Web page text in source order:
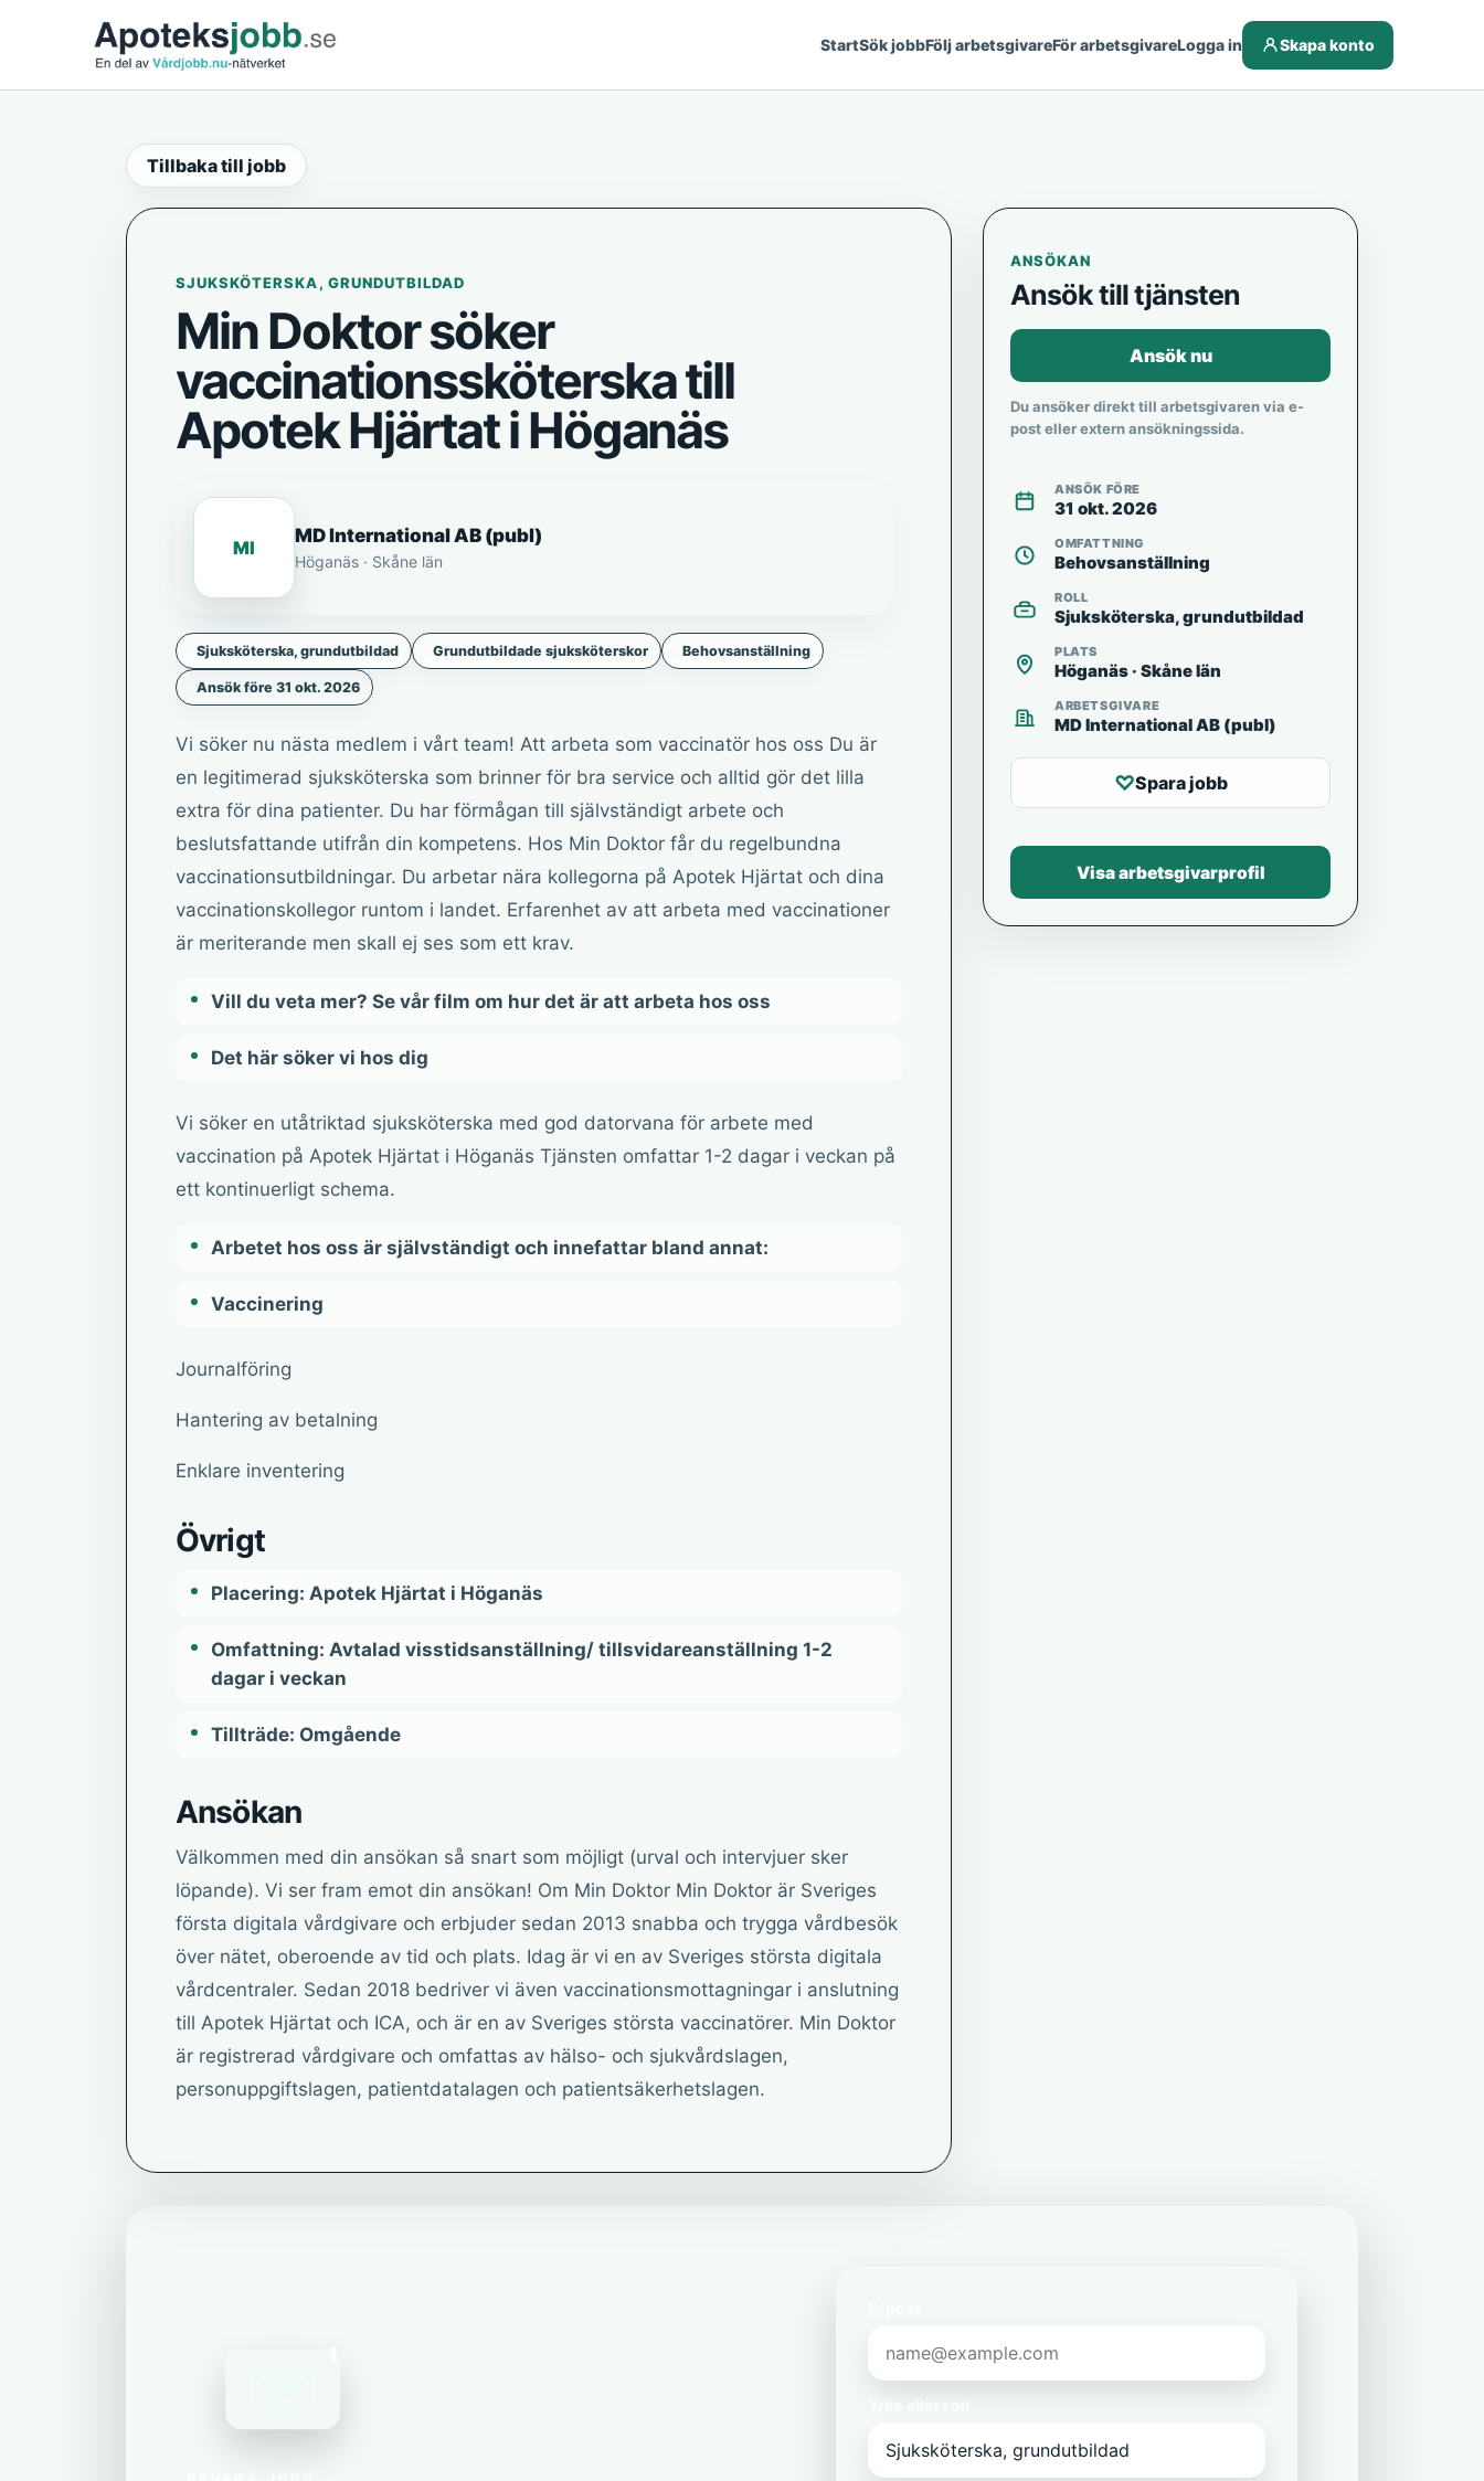
StartSök jobbFölj arbetsgivareFör arbetsgivareLogga in Skapa konto
Tillbaka till jobb
SJUKSKÖTERSKA, GRUNDUTBILDAD
Min Doktor söker
vaccinationssköterska till
Apotek Hjärtat i Höganäs
MI
MD International AB (publ)
Höganäs · Skåne län
Sjuksköterska, grundutbildad Grundutbildade sjuksköterskor Behovsanställning
Ansök före 31 okt. 2026
Vi söker nu nästa medlem i vårt team! Att arbeta som vaccinatör hos oss Du är
en legitimerad sjuksköterska som brinner för bra service och alltid gör det lilla
extra för dina patienter. Du har förmågan till självständigt arbete och
beslutsfattande utifrån din kompetens. Hos Min Doktor får du regelbundna
vaccinationsutbildningar. Du arbetar nära kollegorna på Apotek Hjärtat och dina
vaccinationskollegor runtom i landet. Erfarenhet av att arbeta med vaccinationer
är meriterande men skall ej ses som ett krav.
Vill du veta mer? Se vår film om hur det är att arbeta hos oss
Det här söker vi hos dig
Vi söker en utåtriktad sjuksköterska med god datorvana för arbete med
vaccination på Apotek Hjärtat i Höganäs Tjänsten omfattar 1-2 dagar i veckan på
ett kontinuerligt schema.
Arbetet hos oss är självständigt och innefattar bland annat:
Vaccinering
Journalföring
Hantering av betalning
Enklare inventering
Övrigt
Placering: Apotek Hjärtat i Höganäs
Omfattning: Avtalad visstidsanställning/ tillsvidareanställning 1-2
dagar i veckan
Tillträde: Omgående
Ansökan
Välkommen med din ansökan så snart som möjligt (urval och intervjuer sker
löpande). Vi ser fram emot din ansökan! Om Min Doktor Min Doktor är Sveriges
första digitala vårdgivare och erbjuder sedan 2013 snabba och trygga vårdbesök
över nätet, oberoende av tid och plats. Idag är vi en av Sveriges största digitala
vårdcentraler. Sedan 2018 bedriver vi även vaccinationsmottagningar i anslutning
till Apotek Hjärtat och ICA, och är en av Sveriges största vaccinatörer. Min Doktor
är registrerad vårdgivare och omfattas av hälso- och sjukvårdslagen,
personuppgiftslagen, patientdatalagen och patientsäkerhetslagen.
ANSÖKAN
Ansök till tjänsten
Ansök nu
Du ansöker direkt till arbetsgivaren via e-
post eller extern ansökningssida.
ANSÖK FÖRE
31 okt. 2026
OMFATTNING
Behovsanställning
ROLL
Sjuksköterska, grundutbildad
PLATS
Höganäs · Skåne län
ARBETSGIVARE
MD International AB (publ)
♡Spara jobb
Visa arbetsgivarprofil